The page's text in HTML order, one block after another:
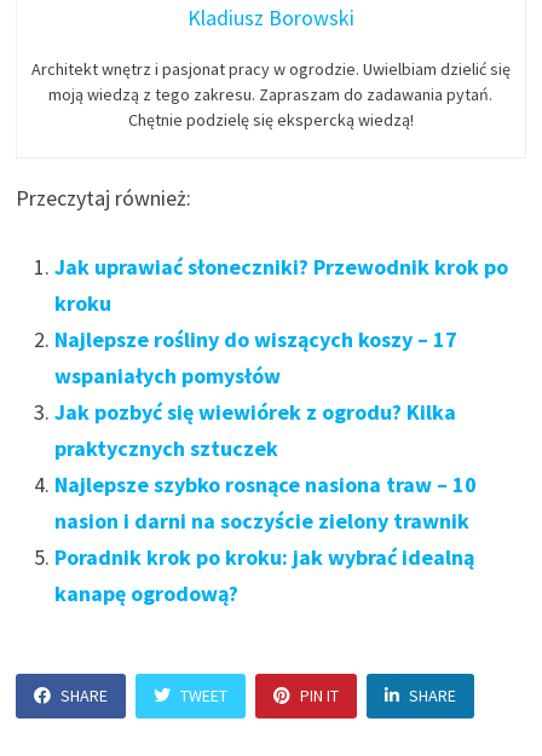
Kladiusz Borowski
Architekt wnętrz i pasjonat pracy w ogrodzie. Uwielbiam dzielić się
moją wiedzą z tego zakresu. Zapraszam do zadawania pytań.
Chętnie podzielę się ekspercką wiedzą!
Przeczytaj również:
Jak uprawiać słoneczniki? Przewodnik krok po
kroku
Najlepsze rośliny do wiszących koszy – 17
wspaniałych pomysłów
Jak pozbyć się wiewiórek z ogrodu? Kilka
praktycznych sztuczek
Najlepsze szybko rosnące nasiona traw – 10
nasion i darni na soczyście zielony trawnik
Poradnik krok po kroku: jak wybrać idealną
kanapę ogrodową?
SHARE TWEET PIN IT SHARE